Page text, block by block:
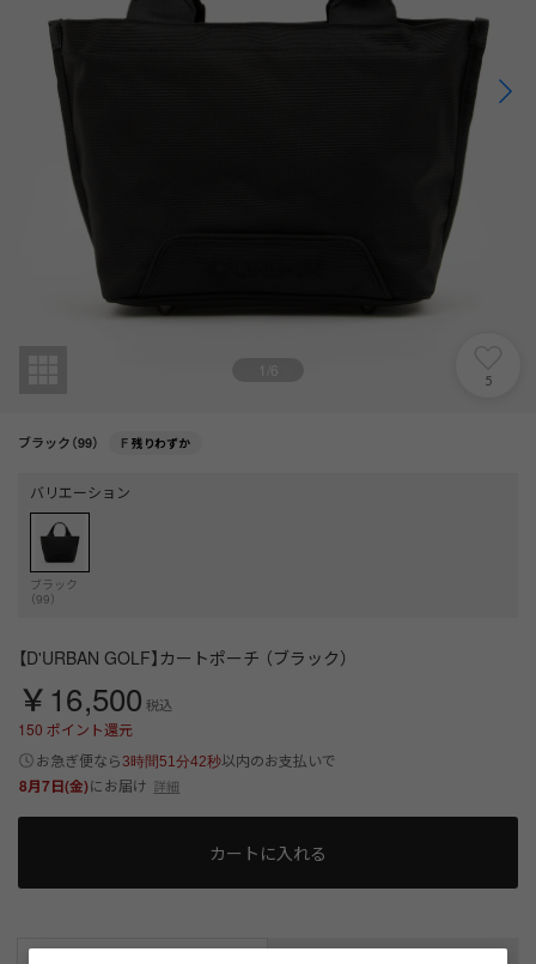
1 6
5
ブラック（99） F 残りわずか
バリエーション
ブラック
（99）
【D'URBAN GOLF】カートポーチ （ブラック）
￥16,500 税込
150 ポイント還元
お急ぎ便なら3時間51分42秒以内のお支払いで
8月7日(金)にお届け 詳細
カートに入れる